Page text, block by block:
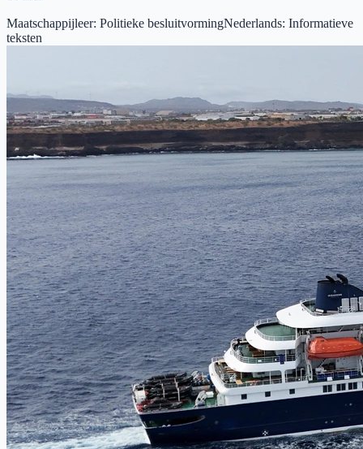
Maatschappijleer: Politieke besluitvormingNederlands: Informatieve
teksten